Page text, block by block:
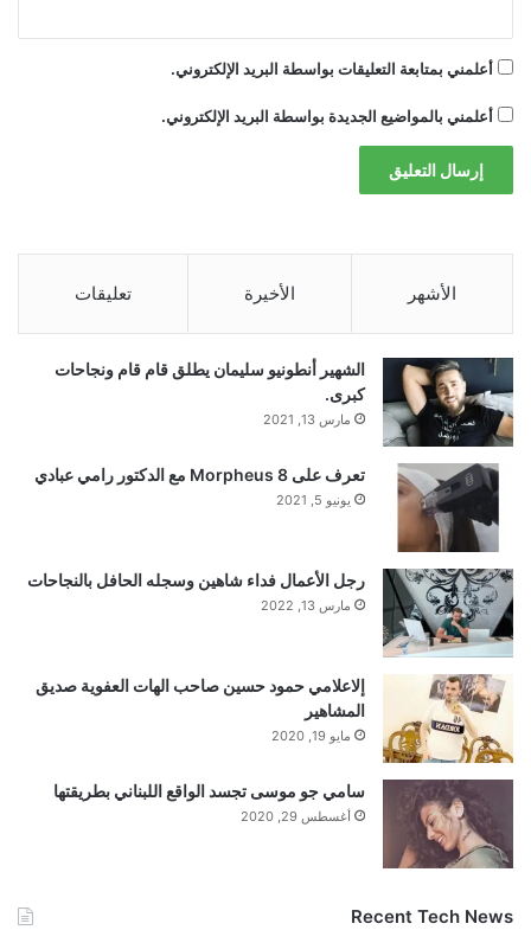
Each experimental session was recorded
responses in the morning of the same day.
The mean (±s.d.) time interval between
screenings and subsequent experiments
was 4.71 ± 2.02 h (range of 1.40–9.15 h). In
13 of the 16 patients, more than one
session was recorded. The mean (±s.d.)
time interval between multiple sessions
was 46.94 ± 24.19 h (range of 16.57–118.06
h). Neural dependence across 33
consecutive pairs of these sessions was
assessed using intraclass correlation
coefficients (ICCs(2,1))46,47. ICCs were
computed across channels (that is,
microwires), separately for context and
stimulus neurons. ICCs quantify cross-
أعلمني بمتابعة التعليقات بواسطة البريد الإلكتروني.
أعلمني بالمواضيع الجديدة بواسطة البريد الإلكتروني.
الأشهر الأخيرة تعليقات
الشهير أنطونيو سليمان يطلق قام قام ونجاحات
كبرى.
مارس 13, 2021
تعرف على Morpheus 8 مع الدكتور رامي عبادي
يونيو 5, 2021
رجل الأعمال فداء شاهين وسجله الحافل بالنجاحات
مارس 13, 2022
إلاعلامي حمود حسين صاحب الهات العفوية صديق
المشاهير
مايو 19, 2020
سامي جو موسى تجسد الواقع اللبناني بطريقتها
أغسطس 29, 2020
Recent Tech News